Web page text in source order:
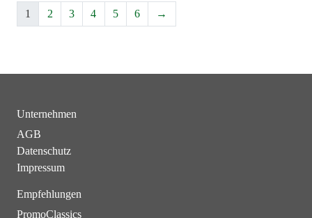
1 2 3 4 5 6 →
Unternehmen
AGB
Datenschutz
Impressum
Empfehlungen
PromoClassics